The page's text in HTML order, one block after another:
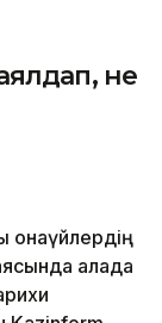
не
қалада